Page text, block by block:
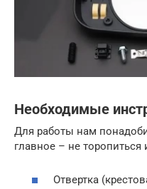
Необходимые
Для работы нам
главное – не торопиться
Отвертка